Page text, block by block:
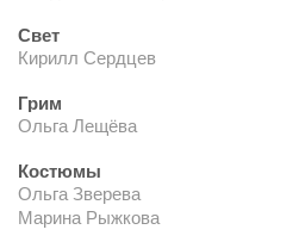
Свет
Кирилл Сердцев
Грим
Ольга Лещёва
Костюмы
Ольга Зверева
Марина Рыжкова